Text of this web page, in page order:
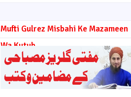
Mufti Gulrez Misbahi Ke Mazameen
Wa Kutub